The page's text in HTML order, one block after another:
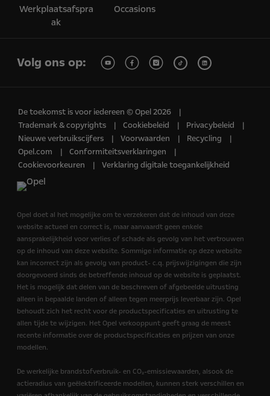
Werkplaatsafspra
ak
Occasions
Volg ons op:
De toekomst is voor iedereen © Opel 2026
Trademark & copyrights
Cookiebeleid
Privacybeleid
Nieuwe verbruikscijfers
Voorwaarden
Recycling
Opel.com
Conformiteitsverklaringen
Cookievoorkeuren
Verklaring digitale toegankelijkheid
Opel doet al het mogelijke om te verzekeren dat de inhoud van deze
website actueel en correct is, maar aanvaardt geen enkele
aansprakelijkheid voor verlies of schade als gevolg van het vertrouwen
op de inhoud van deze website. Sommige informatie op deze website
kan incorrect zijn als gevolg van product- c.q. prijswijzigingen die zijn
doorgevoerd sinds de betreffende inhoud op de website is geplaatst.
Het is mogelijk dat delen van de beschreven of afgebeelde uitrusting
alleen in bepaalde landen of alleen tegen meerprijs leverbaar zijn. Opel
behoudt zich het recht voor de productspecificaties en uitrusting te
allen tijde te wijzigen. Het Opel verkooppunt geeft graag de meest
recente informatie over de productspecificaties en prijzen van onze
modellen.
De werkelijke brandstofverbruik- en CO₂-emissiewaarden, alsook de
actieradius van geëlektrificeerde modellen, kunnen sterk verschillen en